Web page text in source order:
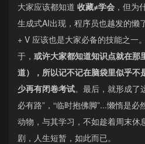
大家应该都知道 收藏≠学会 ，但为
生成式AI出现，程序员也越发的懒
+ V 应该也是大家必备的技能之一
于， 或许大家都知道知识点就在那
道），所以记不记在脑袋里似乎不
少再有闭卷考试。最后，就形成了
必有路”，“临时抱佛脚”...懒惰是
动物，与其学习，不如趁着周末休
剧，人生短暂，如此而已。